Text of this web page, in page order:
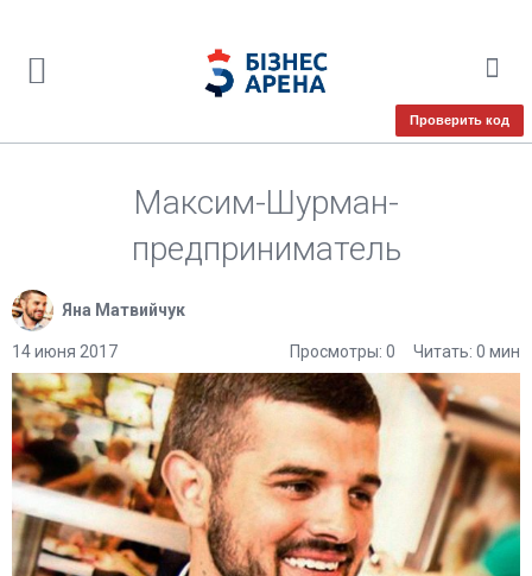
Проверить код
Максим-Шурман-
предприниматель
Яна Матвийчук
14 июня 2017 Читать: 0 мин
Просмотры: 0